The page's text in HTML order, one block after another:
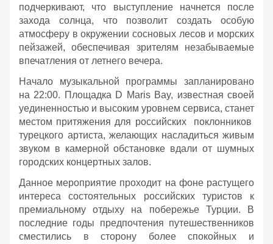
подчеркивают, что выступление начнется после
захода солнца, что позволит создать особую
атмосферу в окружении сосновых лесов и морских
пейзажей, обеспечивая зрителям незабываемые
впечатления от летнего вечера.
Начало музыкальной программы запланировано
на 22:00. Площадка D Maris Bay, известная своей
уединенностью и высоким уровнем сервиса, станет
местом притяжения для российских поклонников
турецкого артиста, желающих насладиться живым
звуком в камерной обстановке вдали от шумных
городских концертных залов.
Данное мероприятие проходит на фоне растущего
интереса состоятельных российских туристов к
премиальному отдыху на побережье Турции. В
последние годы предпочтения путешественников
сместились в сторону более спокойных и